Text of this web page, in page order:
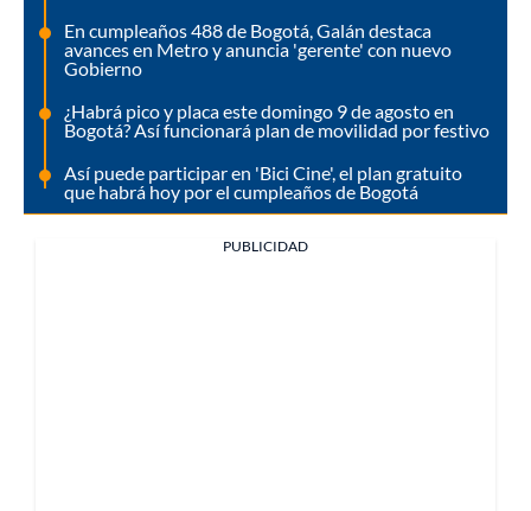
En cumpleaños 488 de Bogotá, Galán destaca
avances en Metro y anuncia 'gerente' con nuevo
Gobierno
¿Habrá pico y placa este domingo 9 de agosto en
Bogotá? Así funcionará plan de movilidad por festivo
Así puede participar en 'Bici Cine', el plan gratuito
que habrá hoy por el cumpleaños de Bogotá
PUBLICIDAD